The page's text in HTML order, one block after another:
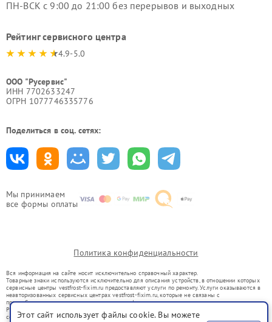
Мы принимаем
все формы оплаты
ПН-ВСК с 9:00 до 21:00 без перерывов и выходных
Рейтинг сервисного центра
4.9-5.0
ООО "Русервис"
ИНН 7702633247
ОГРН 1077746335776
Поделиться в соц. сетях:
Политика конфиденциальности
Вся информация на сайте носит исключительно справочный характер.
Товарные знаки используются исключительно для описания устройств, в отношении которых
сервисные центры vestfrost-fixim.ru предоставляют услуги по ремонту. Услуги оказываются в
неавторизованных сервисных центрах vestfrost-fixim.ru, которые не связаны с
правообладателями товарных знаков или их официальными представителями.
Ремонт осуществляется для устройств, уже введенных в гражданский оборот в соответствии
со статьей 1487 ГК РФ.
Этот сайт использует файлы cookie. Вы можете